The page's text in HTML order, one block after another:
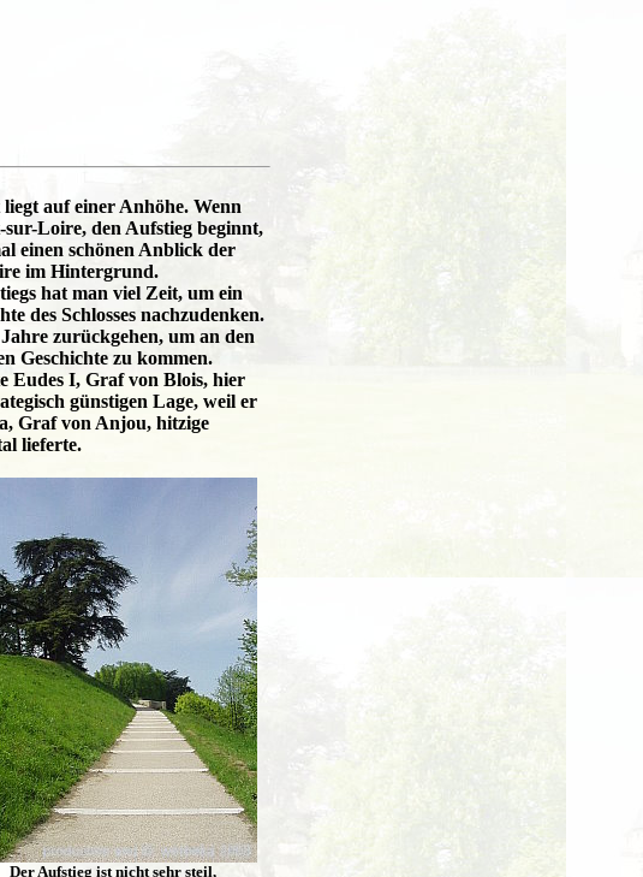
auf einer Anhöhe. Wenn
Loire, den Aufstieg beginnt,
einen schönen Anblick der
im Hintergrund.
hat man viel Zeit, um ein
des Schlosses nachzudenken.
zurückgehen, um an den
Geschichte zu kommen.
Eudes I, Graf von Blois, hier
günstigen Lage, weil er
Graf von Anjou, hitzige
lieferte.
Der Aufstieg ist nicht sehr steil,